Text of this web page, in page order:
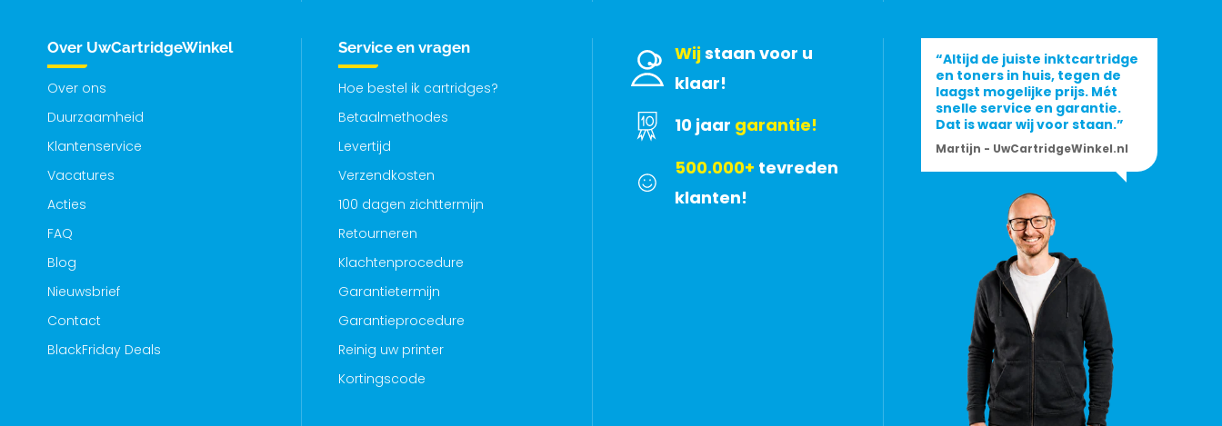
Over UwCartridgeWinkel
Over ons
Duurzaamheid
Klantenservice
Vacatures
Acties
FAQ
Blog
Nieuwsbrief
Contact
BlackFriday Deals
Service en vragen
Hoe bestel ik cartridges?
Betaalmethodes
Levertijd
Verzendkosten
100 dagen zichttermijn
Retourneren
Klachtenprocedure
Garantietermijn
Garantieprocedure
Reinig uw printer
Kortingscode
Wijstaan voor u
klaar!
10 jaar garantie!
500.000+ tevreden
klanten!
“Altijd de juiste inktcartridge
en toners in huis, tegen de
laagst mogelijke prijs. Mét
snelle service en garantie.
Dat is waar wij voor staan.”
Martijn - UwCartridgeWinkel.nl